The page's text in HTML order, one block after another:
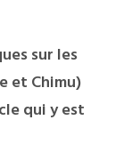
sur les
et Chimu)
qui y est